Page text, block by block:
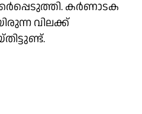
കർണാടക
വിലക്ക്